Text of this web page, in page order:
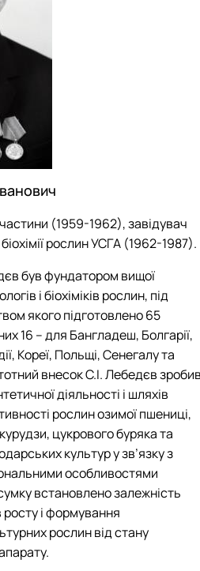
(1959-1962), завідувач
біохімії рослин УСГА (1962-1987).
був фундатором вищої
і біохіміків рослин, під
якого підготовлено 65
16 – для Бангладеш, Болгарії,
Кореї, Польщі, Сенегалу та
внесок С.І. Лебедєв
діяльності і шляхів
рослин озимої пшениці,
цукрового буряка та
культур у зв’язку з
особливостями
встановлено залежність
і формування
рослин від стану